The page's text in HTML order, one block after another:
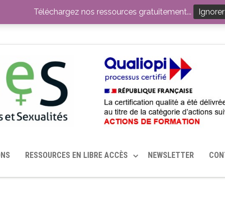
PAR LE CERHES® FRANCE OUTILS EN SANTÉ
RESSOURCES EN LIBRE ACCÈS NEWSLETTER
Téléchargez nos ressources gratuitement... Ignorer